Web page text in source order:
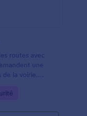
routes avec
une
la voirie.